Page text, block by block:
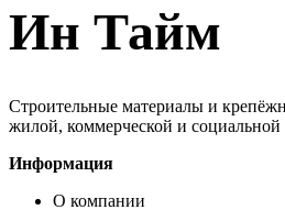
Ин Тайм
Строительные материалы и
жилой, коммерческой и
Информация
О компании